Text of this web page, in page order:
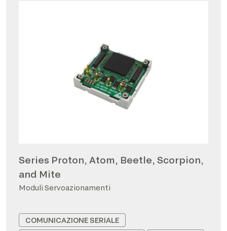
Series Proton, Atom, Beetle, Scorpion,
and Mite
Moduli Servoazionamenti
COMUNICAZIONE SERIALE